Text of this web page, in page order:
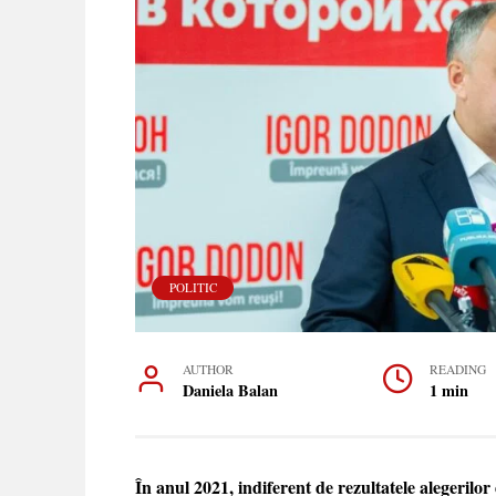
POLITIC
AUTHOR
Daniela Balan
READING
1 min
În anul 2021, indiferent de rezultatele